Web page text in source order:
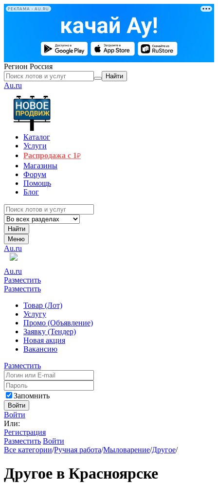
РЕКЛАМА • AU.RU
Регион Россия
Найти
Au.ru
Каталог
Услуги
Распродажа с 1₽
Магазины
Форум
Помощь
Блог
Найти
Меню
Au.ru
Au.ru
Разместить
Разместить
Товар (Лот)
Услугу
Промо (Объявление)
Заявку (Тендер)
Новая акция
Вакансию
Разместить
Запомнить
Войти
Войти
Или:
Регистрация
Разместить Войти
Все категории/Ручная работа/Мыловарение/Другое/
Другое в Красноярске